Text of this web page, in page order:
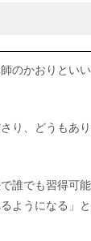
のかおりとい
り、どうもあ
誰でも習得可
ようになる」